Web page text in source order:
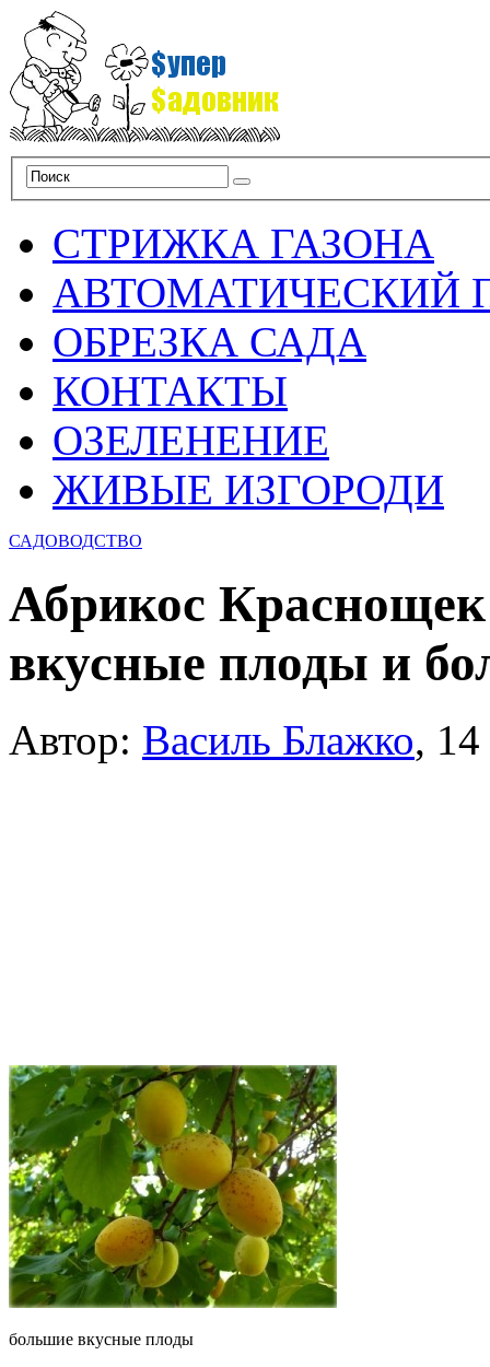
СТРИЖКА ГАЗОНА
АВТОМАТИЧЕСКИЙ
ОБРЕЗКА САДА
КОНТАКТЫ
ОЗЕЛЕНЕНИЕ
ЖИВЫЕ ИЗГОРОДИ
САДОВОДСТВО
Абрикос
вкусные плоды и
Автор: Василь Блажко,
большие вкусные плоды